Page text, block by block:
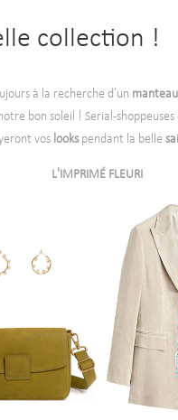
collection !
à la recherche d’un manteau
bon soleil ! Serial-shoppeuses
vos lookspendant la belle
L'IMPRIMÉ FLEURI